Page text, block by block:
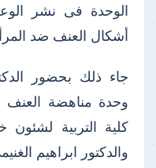
الوحدة فى نشر
أشكال العنف ضد
جاء ذلك بحضور
وحدة مناهضة العنف
كلية التربية لشئون
والدكتور ابراهيم